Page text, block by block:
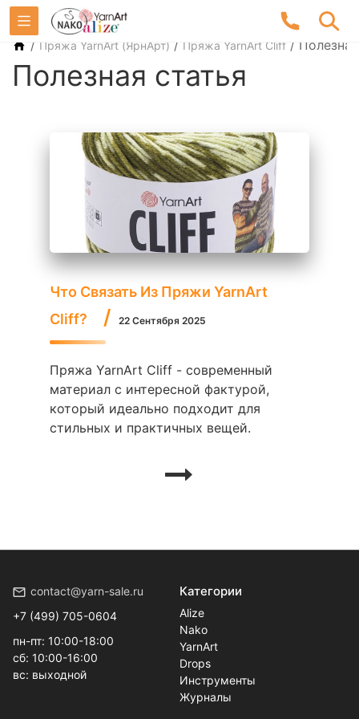
/ Пряжа YarnArt (ЯрнАрт) / Пряжа YarnArt Cliff /
Полезная статья
Что Связать Из Пряжи YarnArt
Cliff?
22 Сентября 2025
Пряжа YarnArt Cliff - современный
материал с интересной фактурой,
который идеально подходит для
стильных и практичных вещей.
contact@yarn-sale.ru
+7 (499) 705-0604
пн-пт: 10:00-18:00
сб: 10:00-16:00
вс: выходной
Категории
Alize
Nako
YarnArt
Drops
Инструменты
Журналы